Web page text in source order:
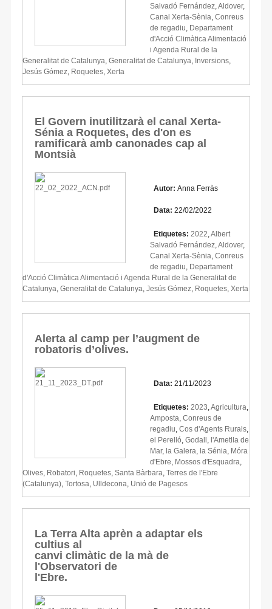
Salvadó Fernández Aldover,
Canal Xerta-Sènia Conreus
de regadiu Departament
d'Acció Climàtica Alimentació
i Agenda Rural de la
Generalitat de Catalunya Generalitat de Catalunya Inversions
Jesús Gómez Roquetes Xerta
El Govern inutilitzarà el canal Xerta-
Sénia a Roquetes, des d'on es
ramificarà amb canonades cap al
Montsià
Autor: Anna Ferràs
Data: 22/02/2022
Etiquetes: 2022 Albert
Salvadó Fernández Aldover,
Canal Xerta-Sènia Conreus
de regadiu Departament
d'Acció Climàtica Alimentació i Agenda Rural de la Generalitat de
Catalunya Generalitat de Catalunya Jesús Gómez Roquetes Xerta
Alerta al camp per l’augment de
robatoris d’olives.
Data: 21/11/2023
Etiquetes: 2023 Agricultura
Amposta Conreus de
regadiu Cos d'Agents Rurals
el Perelló Godall l'Ametlla de
Mar, la Galera la Sénia Móra
d'Ebre Mossos d'Esquadra
Olives Robatori Roquetes Santa Bàrbara Terres de l'Ebre
(Catalunya) Tortosa Ulldecona Unió de Pagesos
La Terra Alta aprèn a adaptar els
cultius al
canvi climàtic de la mà de
l'Observatori de
l'Ebre.